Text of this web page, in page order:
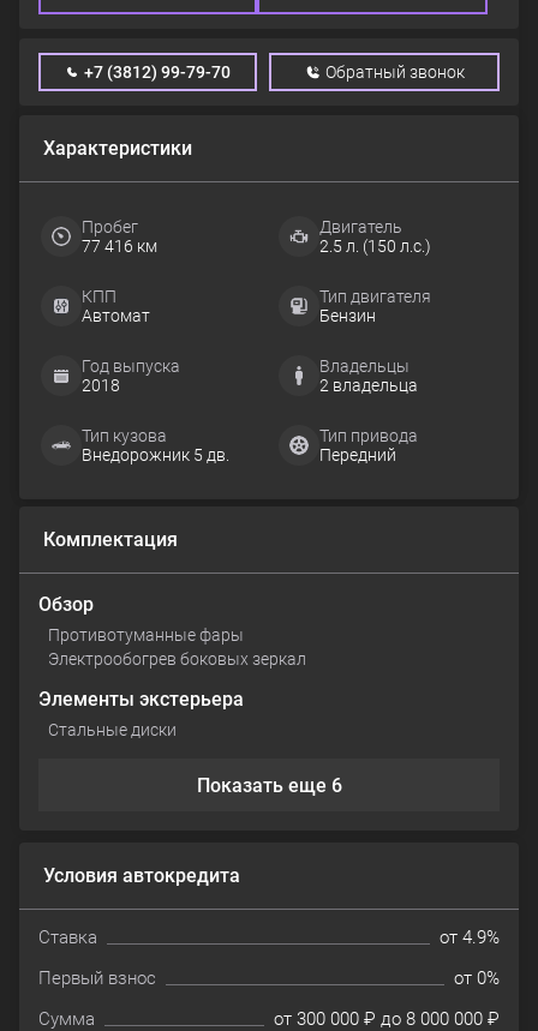
Характеристики
Пробег
77 416 км
Двигатель
2.5 л. (150 л.с.)
КПП
Автомат
Тип двигателя
Бензин
Год выпуска
2018
Владельцы
2 владельца
Тип кузова
Внедорожник 5 дв.
Тип привода
Передний
+7 (3812) 99-79-70 Обратный звонок
Комплектация
Обзор
Противотуманные фары
Электрообогрев боковых зеркал
Элементы экстерьера
Стальные диски
Показать еще 6
Условия автокредита
Ставка
от 4.9%
Первый взнос
от 0%
Сумма
от 300 000 ₽ до 8 000 000 ₽